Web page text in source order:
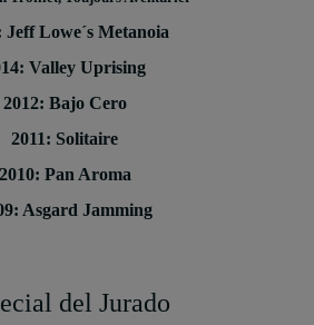
Jeff Lowe´s Metanoia
Valley Uprising
2012: Bajo Cero
2011: Solitaire
2010: Pan Aroma
Asgard Jamming
del Jurado